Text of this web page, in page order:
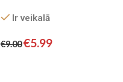
Ir veikalā
€9.00€5.99